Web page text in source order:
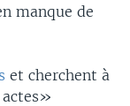
manque de
et cherchent à